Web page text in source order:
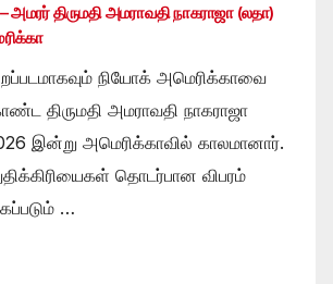
திருமதி அமராவதி நாகராஜா (லதா)
நியோக் அமெரிக்காவை
திருமதி அமராவதி நாகராஜா
இன்று அமெரிக்காவில் காலமானார்.
தொடர்பான விபரம்
…